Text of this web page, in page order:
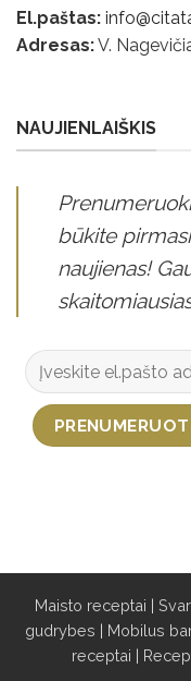
El.paštas:
Adresas:V.
NAUJIENLAIŠKIS
būkite
naujienas!
Maisto receptai |
gudrybes | Mobilus
receptai |